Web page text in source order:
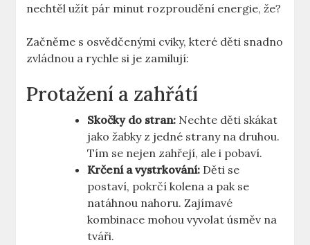
nechtěl užít pár minut rozproudění energie, že?
Začněme s osvědčenými cviky, které děti snadno
zvládnou a rychle si je zamilují:
Protažení a zahřátí
Skočky do stran: Nechte děti skákat
jako žabky z jedné strany na druhou.
Tím se nejen zahřejí, ale i pobaví.
Krčení a vystrkování: Děti se
postaví, pokrčí kolena a pak se
natáhnou nahoru. Zajímavé
kombinace mohou vyvolat úsměv na
tváři.